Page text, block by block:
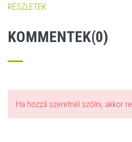
RÉSZLETEK
KOMMENTEK(0)
Ha hozzá szeretnél szólni, akkor